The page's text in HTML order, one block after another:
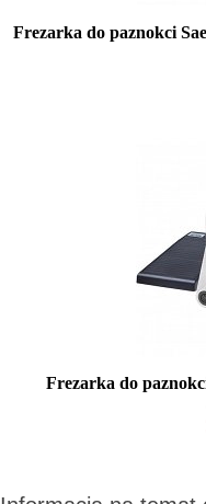
Frezarka do paznokci
Frezarka do